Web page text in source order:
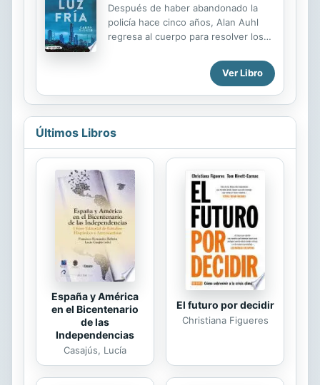
sueños profesionales estaban a
punto de convertirse en realidad no
era el momento de intentar nada con
lío y cualquiera al que se le
relacionara con ella se arriesgaba a...
Después de haber abandonado la
policía hace cinco años, Alan Auhl
regresa al cuerpo para resolver los
entre manos tres: el de un esqueleto
encontrado en un jardín, el de un
anciano asesinado que
aparentemente no tenía enemigos y
dos de sus esposas y ahora amenaza
con acabar con la tercera. Los que
ven en Auhl a un veterano
excéntrico no podían andar más
desencaminados. Simplemente sus
métodos, poco ortodoxos y a veces
muy cuestionables, demuestran que
lleva sus investigaciones hasta las
últimas consecuencias....
Ver Libro
Últimos Libros
España y América
en el Bicentenario
de las
Independencias
Casajús, Lucía
El futuro por decidir
Christiana Figueres